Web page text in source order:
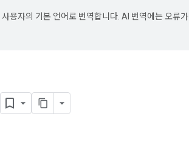
용자의 기본 언어로 번역합니다. AI 번역에는 오류가